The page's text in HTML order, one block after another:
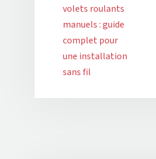
volets roulants
manuels : guide
complet pour
une installation
sans fil